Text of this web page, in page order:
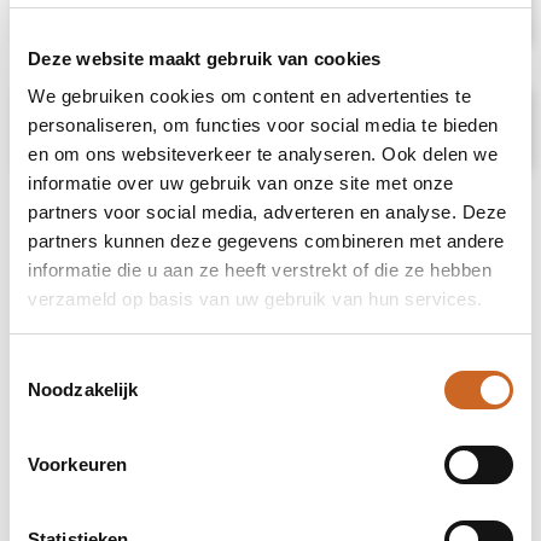
Deze website maakt gebruik van cookies
We gebruiken cookies om content en advertenties te
personaliseren, om functies voor social media te bieden
en om ons websiteverkeer te analyseren. Ook delen we
informatie over uw gebruik van onze site met onze
partners voor social media, adverteren en analyse. Deze
partners kunnen deze gegevens combineren met andere
informatie die u aan ze heeft verstrekt of die ze hebben
verzameld op basis van uw gebruik van hun services.
Noodzakelijk
Voorkeuren
Prijsspecificaties